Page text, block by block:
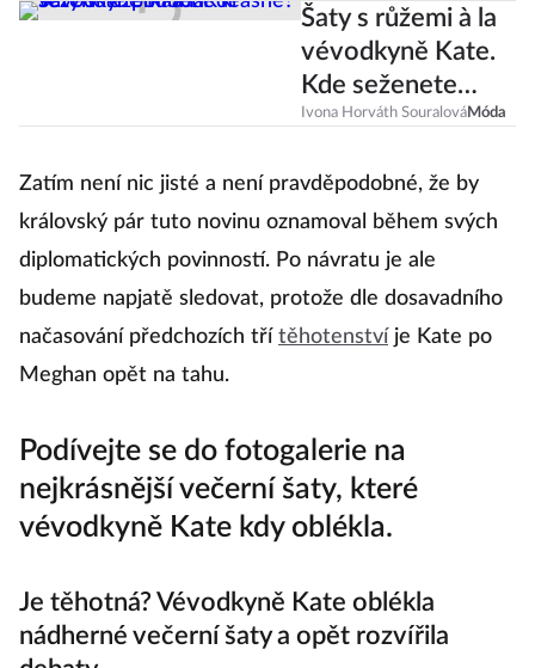
Šaty s růžemi à la
vévodkyně Kate.
Kde seženete
podobně krásné?
Ivona Horváth SouralováMóda
Zatím není nic jisté a není pravděpodobné, že by
královský pár tuto novinu oznamoval během svých
diplomatických povinností. Po návratu je ale
budeme napjatě sledovat, protože dle dosavadního
načasování předchozích tří těhotenství je Kate po
Meghan opět na tahu.
Podívejte se do fotogalerie na
nejkrásnější večerní šaty, které
vévodkyně Kate kdy oblékla.
Je těhotná? Vévodkyně Kate oblékla
nádherné večerní šaty a opět rozvířila